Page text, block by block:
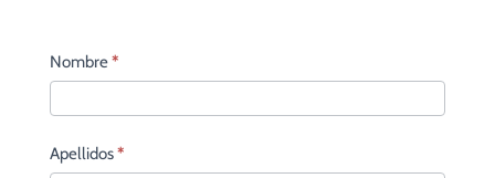
Contacto
principal
Nombre*
Apellidos*